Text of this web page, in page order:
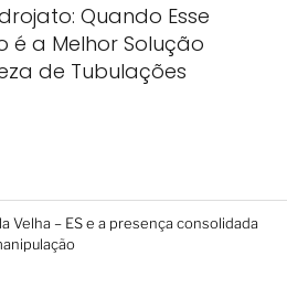
Quando Esse
é a Melhor Solução
de Tubulações
Velha – ES e a presença consolidada